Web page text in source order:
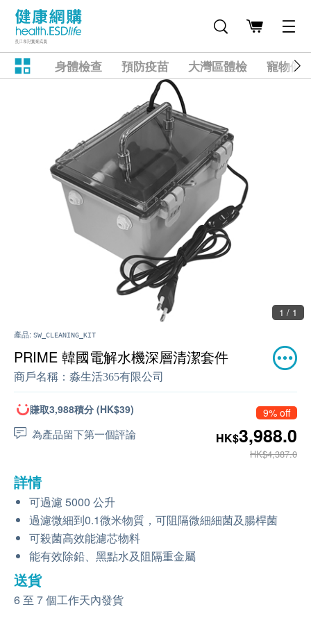
身體檢查 預防疫苗 大灣區體檢 寵物健
1 / 1
產品: SW_CLEANING_KIT
PRIME 韓國電解水機深層清潔套件
商戶名稱： 淼生活365有限公司
賺取3,988積分 (HK$39)
為產品留下第一個評論
9% off
HK$3,988.0
HK$4,387.0
詳情
可過濾 5000 公升
過濾微細到0.1微米物質，可阻隔微細細菌及腸桿菌
可殺菌高效能濾芯物料
能有效除鉛、黑點水及阻隔重金屬
送貨
6 至 7 個工作天內發貨